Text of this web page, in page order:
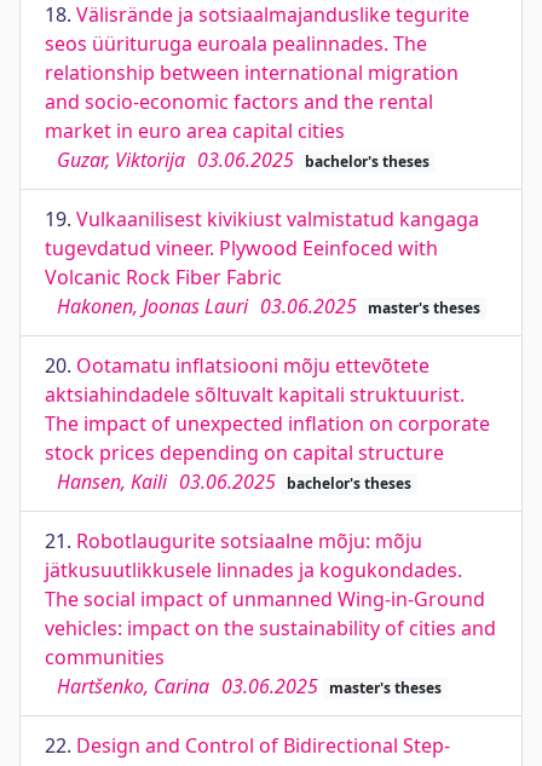
18. Välisrände ja sotsiaalmajanduslike tegurite
seos üürituruga euroala pealinnades. The
relationship between international migration
and socio-economic factors and the rental
market in euro area capital cities
Guzar, Viktorija 03.06.2025 bachelor's theses
19. Vulkaanilisest kivikiust valmistatud kangaga
tugevdatud vineer. Plywood Eeinfoced with
Volcanic Rock Fiber Fabric
Hakonen, Joonas Lauri 03.06.2025 master's theses
20. Ootamatu inflatsiooni mõju ettevõtete
aktsiahindadele sõltuvalt kapitali struktuurist.
The impact of unexpected inflation on corporate
stock prices depending on capital structure
Hansen, Kaili 03.06.2025 bachelor's theses
21. Robotlaugurite sotsiaalne mõju: mõju
jätkusuutlikkusele linnades ja kogukondades.
The social impact of unmanned Wing-in-Ground
vehicles: impact on the sustainability of cities and
communities
Hartšenko, Carina 03.06.2025 master's theses
22. Design and Control of Bidirectional Step-